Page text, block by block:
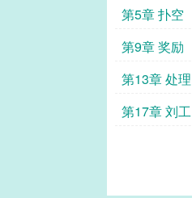
第5章 扑空
第9章 奖励
第13章 处理
第17章 刘工